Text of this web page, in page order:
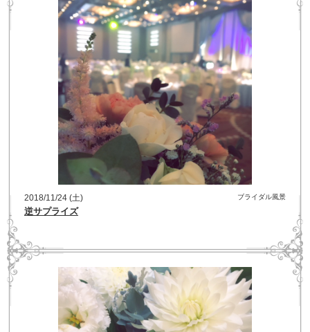
2018/11/24 (土) ブライダル風景
逆サプライズ